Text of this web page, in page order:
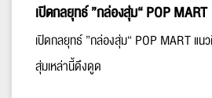
เปิดกลยุทธ์ ”กล่องสุ่ม“ POP MART
เปิดกลยุทธ์ ”กล่องสุ่ม“ POP MART แน
สุ่มเหล่านี้ดึงดูด